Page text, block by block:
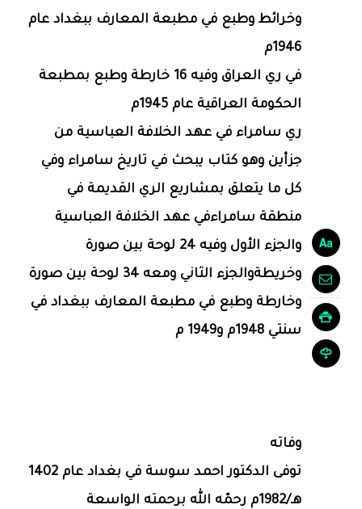
وخرائط وطبع في مطبعة المعارف ببغداد عام
1946م
في ري العراق وفيه 16 خارطة وطبع بمطبعة
الحكومة العراقية عام 1945م
ري سامراء في عهد الخلافة العباسية من
جزأين وهو كتاب يبحث في تاريخ سامراء وفي
كل ما يتعلق بمشاريع الري القديمة في
منطقة سامراءفي عهد الخلافة العباسية
والجزء الأول وفيه 24 لوحة بين صورة
وخريطةوالجزء الثاني ومعه 34 لوحة بين صورة
وخارطة وطبع في مطبعة المعارف ببغداد في
سنتي 1948م و1949 م
وفاته
توفى الدكتور احمد سوسة في بغداد عام 1402
هـ/1982م رحمّه الله برحمته الواسعة